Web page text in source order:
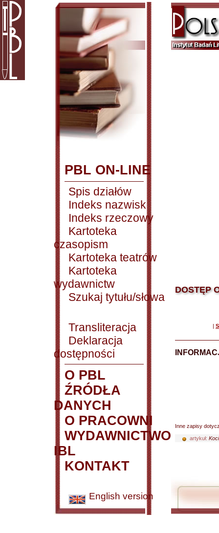
PBL ON-LINE
Spis działów
Indeks nazwisk
Indeks rzeczowy
Kartoteka
czasopism
Kartoteka teatrów
Kartoteka
wydawnictw
Szukaj tytułu/słowa
Transliteracja
Deklaracja
dostępności
O PBL
ŹRÓDŁA
DANYCH
O PRACOWNI
WYDAWNICTWO
IBL
KONTAKT
English version
DOSTĘP
|
Inne zapisy
artykuł: